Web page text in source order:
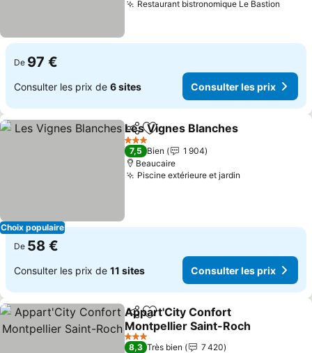
Restaurant bistronomique Le Bastion
De 97 €
Consulter les prix de 6 sites Consulter les prix
Choix populaire
PartagerAjouter à mes favoris
Les Vignes Blanches
3 Étoiles
7,5 Bien
1 904
Beaucaire
Piscine extérieure et jardin
De 58 €
Consulter les prix de 11 sites Consulter les prix
PartagerAjouter à mes favoris
Appart'City Confort
Montpellier Saint-Roch
Consulter les prix
3 Étoiles
8,3 Très bien
7 420